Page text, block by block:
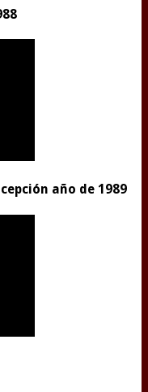
año de 1989